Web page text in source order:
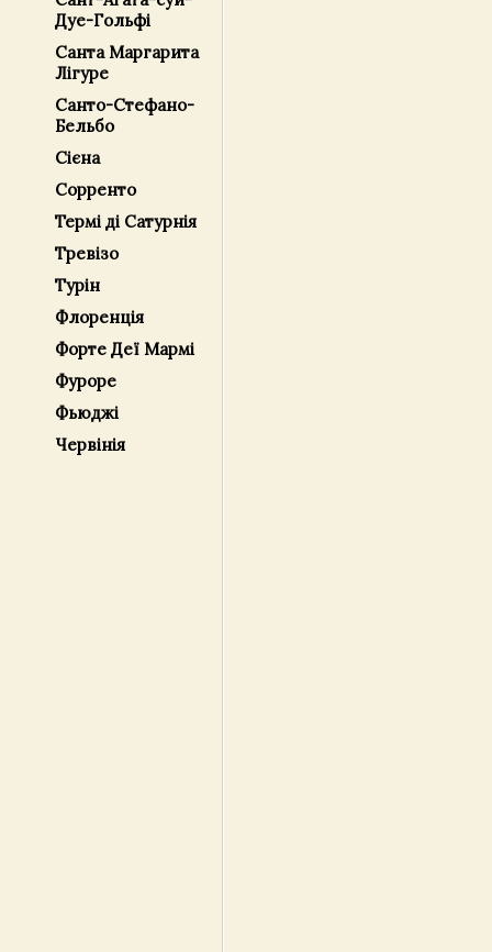
Дуе-Гольфі
Санта Маргарита
Лігуре
Санто-Стефано-
Бельбо
Сієна
Сорренто
Термі ді Сатурнія
Тревізо
Турін
Флоренція
Форте Деї Мармі
Фуроре
Фьюджі
Червінія